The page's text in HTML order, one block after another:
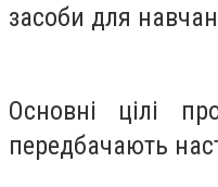
засоби для
Основні цілі
передбачають